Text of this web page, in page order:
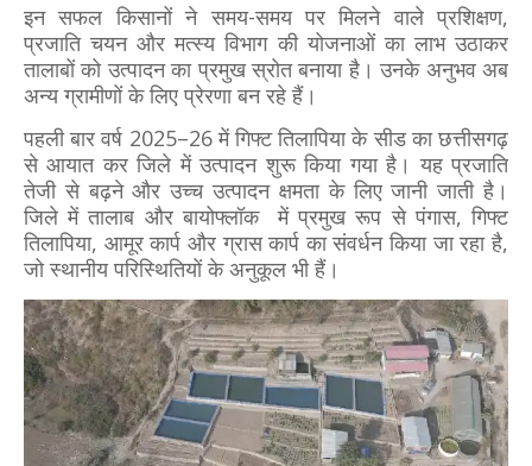
इन सफल किसानों ने समय-समय पर मिलने वाले प्रशिक्षण,
प्रजाति चयन और मत्स्य विभाग की योजनाओं का लाभ उठाकर
तालाबों को उत्पादन का प्रमुख स्रोत बनाया है। उनके अनुभव अब
अन्य ग्रामीणों के लिए प्रेरणा बन रहे हैं।
पहली बार वर्ष 2025–26 में गिफ्ट तिलापिया के सीड का छत्तीसगढ़
से आयात कर जिले में उत्पादन शुरू किया गया है। यह प्रजाति
तेजी से बढ़ने और उच्च उत्पादन क्षमता के लिए जानी जाती है।
जिले में तालाब और बायोफ्लॉक में प्रमुख रूप से पंगास, गिफ्ट
तिलापिया, आमूर कार्प और ग्रास कार्प का संवर्धन किया जा रहा है,
जो स्थानीय परिस्थितियों के अनुकूल भी हैं।